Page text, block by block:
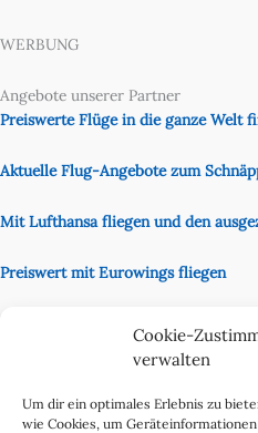
Cookie-
verwalten
Um dir ein optimales Erlebnis zu
wie Cookies, um
WERBUNG
Angebote unserer Partner
Preiswerte Flüge in die ganze Welt
Aktuelle Flug-Angebote zum
Mit Lufthansa fliegen und den
Preiswert mit Eurowings fliegen
Unsere
Content